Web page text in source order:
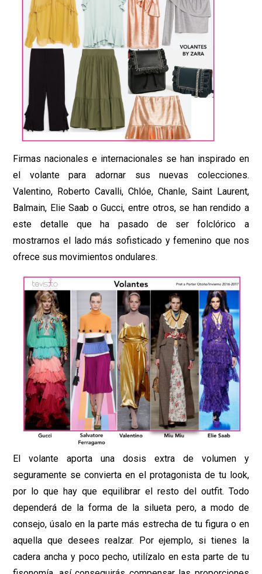
Firmas nacionales e internacionales se han inspirado en
el volante para adornar sus nuevas colecciones.
Valentino, Roberto Cavalli, Chlóe, Chanle, Saint Laurent,
Balmain, Elie Saab o Gucci, entre otros, se han rendido a
este detalle que ha pasado de ser folclórico a
mostrarnos el lado más sofisticado y femenino que nos
ofrece sus movimientos ondulares.
El volante aporta una dosis extra de volumen y
seguramente se convierta en el protagonista de tu look,
por lo que hay que equilibrar el resto del outfit. Todo
dependerá de la forma de la silueta pero, a modo de
consejo, úsalo en la parte más estrecha de tu figura o en
aquella que desees realzar. Por ejemplo, si tienes la
cadera ancha y poco pecho, utilízalo en esta parte de tu